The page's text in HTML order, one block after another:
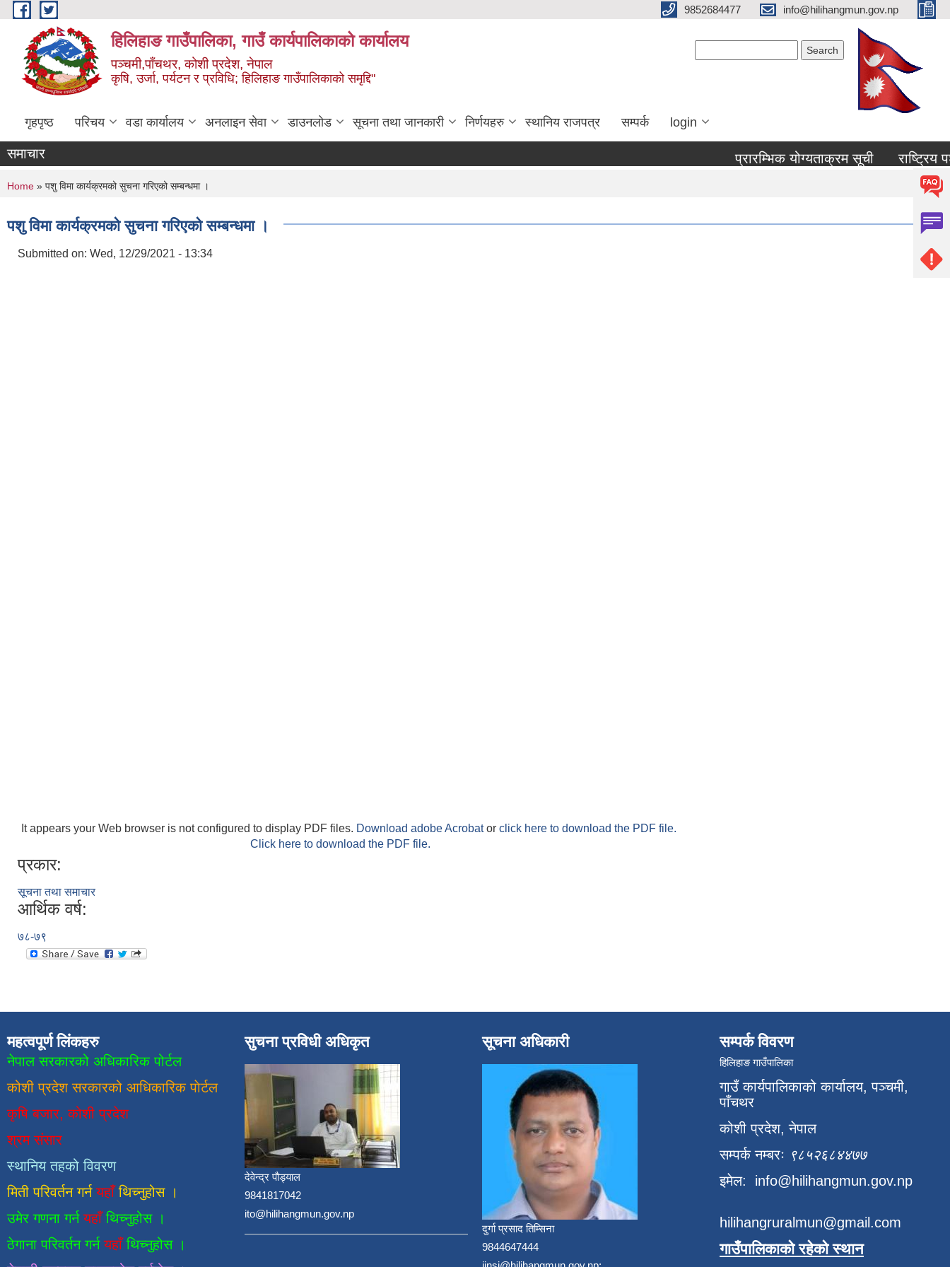
Skip to main content 9852684477 info@hilihangmun.gov.np
हिलिहाङ गाउँपालिका, गाउँ कार्यपालिकाको कार्यालय
पञ्चमी,पाँचथर, कोशी प्रदेश, नेपाल
कृषि, उर्जा, पर्यटन र प्रविधि; हिलिहाङ गाउँपालिकाको समृद्दि"
गृहपृष्ठ परिचय वडा कार्यालय अनलाइन सेवा डाउनलोड सूचना तथा जानकारी निर्णयहरु स्थानिय राजपत्र सम्पर्क login
समाचार प्रारम्भिक योग्यताक्रम सूची राष्ट्रिय
You are here
Home » पशु विमा कार्यक्रमको सुचना गरिएको सम्बन्धमा ।
पशु विमा कार्यक्रमको सुचना गरिएको सम्बन्धमा ।
Submitted on: Wed, 12/29/2021 - 13:34
It appears your Web browser is not configured to display PDF files. Download adobe Acrobator click here to download the PDF file.
Click here to download the PDF file.
प्रकार:
सूचना तथा समाचार
आर्थिक वर्ष:
७८-७९
महत्वपूर्ण लिंकहरु
नेपाल सरकारको अधिकारिक पोर्टल
कोशी प्रदेश सरकारको आधिकारिकपाेर्टल
कृषि बजार, कोशी प्रदेश
श्रम संसार
स्थानिय तहको विवरण
मिती परिवर्तन गर्न यहाँ थिच्नुहोस ।
उमेर गणना गर्नयहाँथिच्नुहोस ।
ठेगाना परिवर्तन गर्नयहाँ थिच्नुहोस ।
सुचना प्रविधी अधिकृत
देवेन्द्र पौड्याल
9841817042
ito@hilihangmun.gov.np
सूचना अधिकारी
दुर्गा प्रसाद तिम्सिना
9844647444
सम्पर्क विवरण
हिलिहाङ गाउँपालिका
गाउँ कार्यपालिकाको कार्यालय, पञ्चमी,
पाँचथर
कोशी प्रदेश, नेपाल
सम्पर्क नम्बरः ९८५२६८४४७७
इमेल: info@hilihangmun.gov.np
hilihangruralmun@gmail.com
गाउँपालिकाको रहेको स्थान